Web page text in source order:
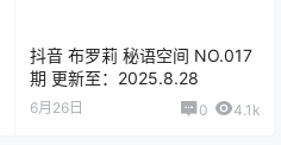
抖音 布罗莉 秘语空间 NO.017
期 更新至：2025.8.28
6月26日 0 4.1k